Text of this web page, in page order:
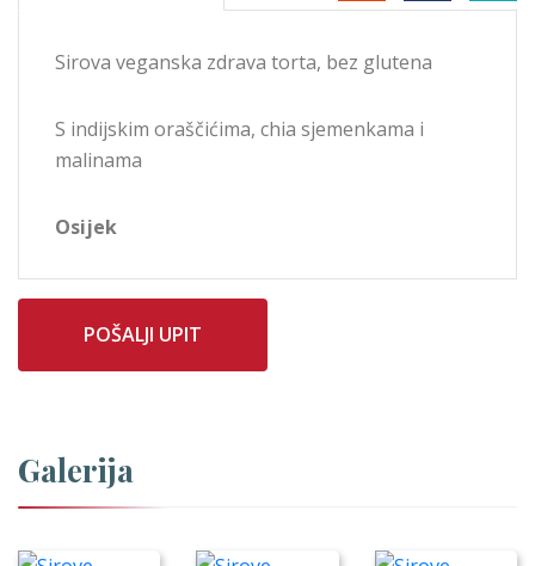
Sirova veganska zdrava torta, bez glutena
S indijskim oraščićima, chia sjemenkama i
malinama
Osijek
POŠALJI UPIT
Galerija